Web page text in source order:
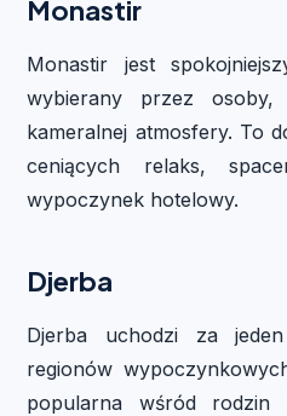
Monastir
Monastir jest
wybierany przez osoby,
kameralnej atmosfery. To
ceniących relaks,
wypoczynek hotelowy.
Djerba
Djerba uchodzi za
regionów
popularna wśród